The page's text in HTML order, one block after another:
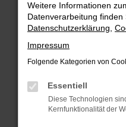
Überprüfe deine
Laden andere
Suchmaschine?
Prüfe deine
können das Laden
verhindern.
Weitere Informationen
Datenverarbeitung finden
Datenschutzerklärung
Impressum
Folgende Kategorien von
Essentiell
Diese Technologien
Kernfunktionalität der